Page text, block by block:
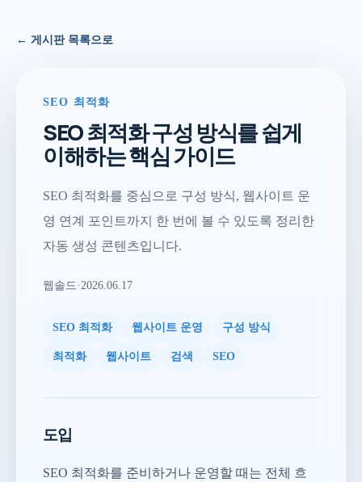
← 게시판 목록으로
SEO 최적화
SEO 최적화 구성 방식를 쉽게
이해하는 핵심 가이드
SEO 최적화를 중심으로 구성 방식, 웹사이트 운
영 연계 포인트까지 한 번에 볼 수 있도록 정리한
자동 생성 콘텐츠입니다.
웹솔드·2026.06.17
SEO 최적화 웹사이트 운영 구성 방식
최적화 웹사이트 검색 SEO
도입
SEO 최적화를 준비하거나 운영할 때는 전체 흐